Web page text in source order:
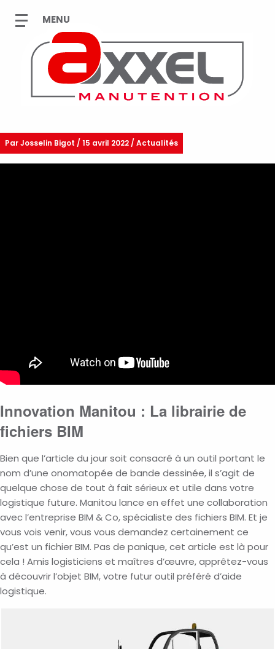
ParJosselin Bigot / 15 avril 2022 / Actualités
Innovation Manitou : La librairie de
fichiers BIM
Bien que l’article du jour soit consacré à un outil portant le
nom d’une onomatopée de bande dessinée, il s’agit de
quelque chose de tout à fait sérieux et utile dans votre
logistique future. Manitou lance en effet une collaboration
avec l’entreprise BIM & Co, spécialiste des fichiers BIM. Et je
vous vois venir, vous vous demandez certainement ce
qu’est un fichier BIM. Pas de panique, cet article est là pour
cela ! Amis logisticiens et maîtres d’œuvre, apprêtez-vous
à découvrir l’objet BIM, votre futur outil préféré d’aide
logistique.